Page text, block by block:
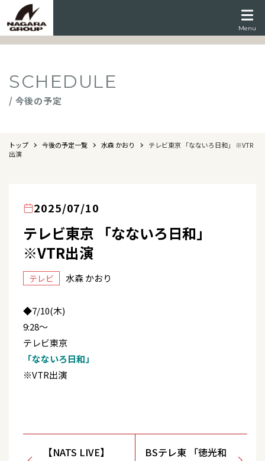
Menu
SCHEDULE
/ 今後の予定
トップ 今後の予定一覧 水森 かおり
テレビ東京 「なないろ日和」 ※VTR
出演
2025/07/10
テレビ東京 「なないろ日和」
※VTR出演
テレビ 水森 かおり
◆7/10(木)
9:28～
テレビ東京
「なないろ日和」
※VTR出演
【NATS LIVE】
BSテレ東 「徳光和